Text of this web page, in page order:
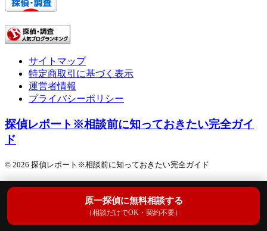
原一探偵に無料相談する
（相談だけでOK・契約不要）
サイトマップ
特定商取引に基づく表示
運営者情報
プライバシーポリシー
探偵レポート※相談前に知っておきたい完全ガイ
ド
© 2026 探偵レポート※相談前に知っておきたい完全ガイド